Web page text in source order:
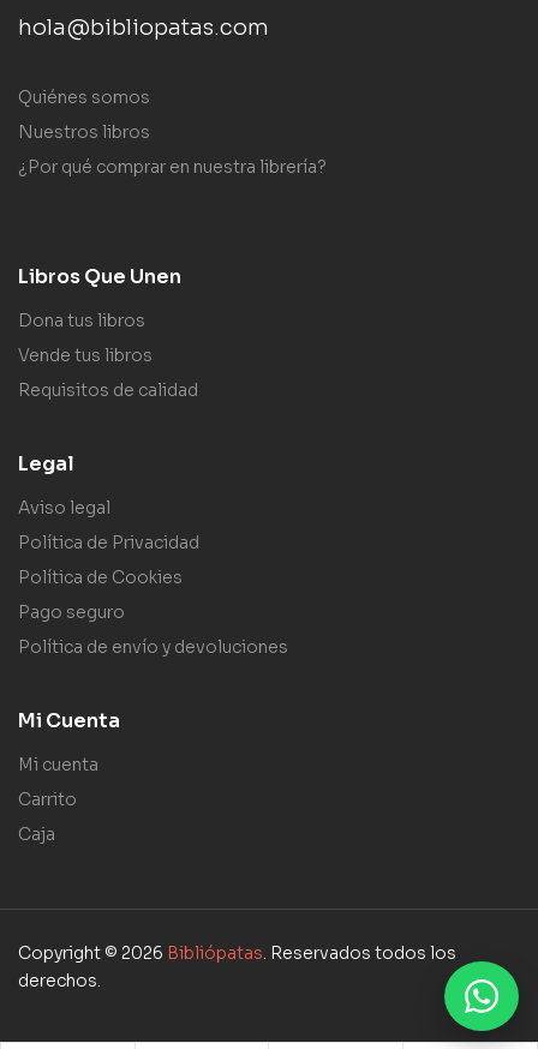
hola@bibliopatas.com
Quiénes somos
Nuestros libros
¿Por qué comprar en nuestra librería?
Libros Que Unen
Dona tus libros
Vende tus libros
Requisitos de calidad
Legal
Aviso legal
Política de Privacidad
Política de Cookies
Pago seguro
Política de envío y devoluciones
Mi Cuenta
Mi cuenta
Carrito
Caja
Copyright © 2026 Bibliópatas. Reservados todos los
derechos.